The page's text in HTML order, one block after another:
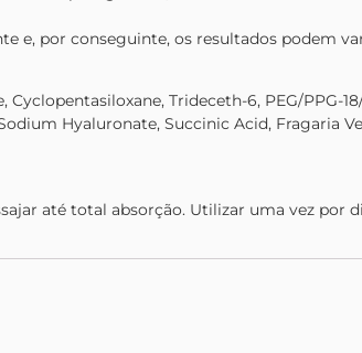
e, por conseguinte, os resultados podem
Trideceth-6, PEG/PPG-
Hyaluronate, Succinic Acid, Fragaria
até total absorção. Utilizar uma vez por